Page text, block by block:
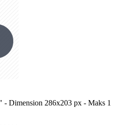
Dimension 286x203 px - Maks 1